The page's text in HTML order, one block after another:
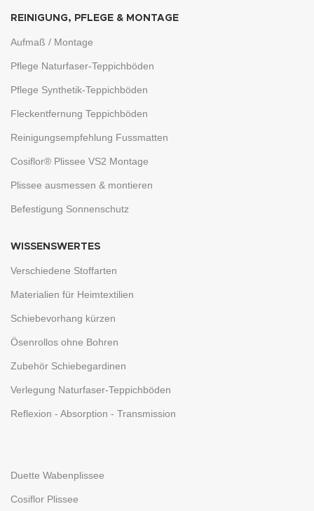
REINIGUNG, PFLEGE & MONTAGE
Aufmaß / Montage
Pflege Naturfaser-Teppichböden
Pflege Synthetik-Teppichböden
Fleckentfernung Teppichböden
Reinigungsempfehlung Fussmatten
Cosiflor® Plissee VS2 Montage
Plissee ausmessen & montieren
Befestigung Sonnenschutz
WISSENSWERTES
Verschiedene Stoffarten
Materialien für Heimtextilien
Schiebevorhang kürzen
Ösenrollos ohne Bohren
Zubehör Schiebegardinen
Verlegung Naturfaser-Teppichböden
Reflexion - Absorption - Transmission
Duette Wabenplissee
Cosiflor Plissee